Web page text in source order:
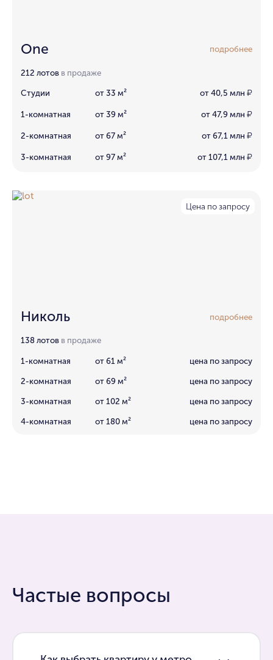
One подробнее
212 лотов в продаже
Студии от 33 м² от 40,5 млн ₽
1-комнатная от 39 м² от 47,9 млн ₽
2-комнатная от 67 м² от 67,1 млн ₽
3-комнатная от 97 м² от 107,1 млн ₽
Цена по запросу
Николь подробнее
138 лотов в продаже
1-комнатная от 61 м² цена по запросу
2-комнатная от 69 м² цена по запросу
3-комнатная от 102 м² цена по запросу
4-комнатная от 180 м² цена по запросу
Частые вопросы